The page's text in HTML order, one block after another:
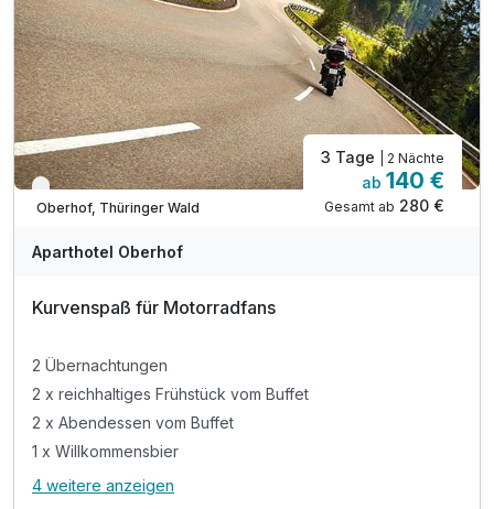
Verfügbar bis November
Oberhof, Thüringer Wald
3 Tage | 2 Nächte
ab 140 €
Gesamt ab 280 €
Aparthotel Oberhof
Kurvenspaß für Motorradfans
2 Übernachtungen
2 x reichhaltiges Frühstück vom Buffet
2 x Abendessen vom Buffet
1 x Willkommensbier
Alle Inklusivleistungen
4 weitere anzeigen